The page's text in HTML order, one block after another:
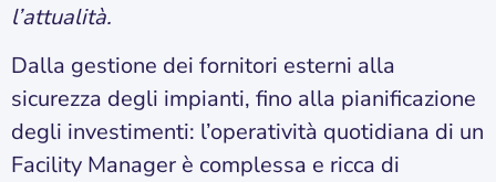
l’attualità.
Dalla gestione dei fornitori esterni alla
sicurezza degli impianti, fino alla pianificazione
degli investimenti: l’operatività quotidiana di un
Facility Manager è complessa e ricca di